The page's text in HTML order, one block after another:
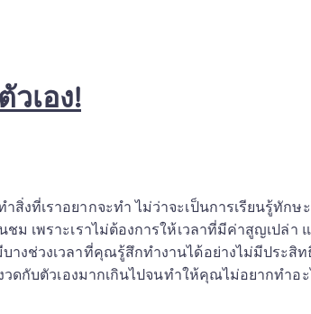
วเอง!
ำสิ่งที่เราอยากจะทำ ไม่ว่าจะเป็นการเรียนรู้ทัก
ชม เพราะเราไม่ต้องการให้เวลาที่มีค่าสูญเปล่
บางช่วงเวลาที่คุณรู้สึกทำงานได้อย่างไม่มีประ
วดกับตัวเองมากเกินไปจนทำให้คุณไม่อยากทำอ